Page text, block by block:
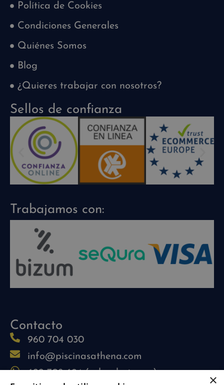
Política de Cookies
Condiciones Generales
Quiénes Somos
Blog
¿Quieres trabajar con nosotros?
Sellos de confianza
Trabajamos con:
Contacto
960 704 030
info@piscinasathena.com
622 708 694 (solo whatsapp)
×